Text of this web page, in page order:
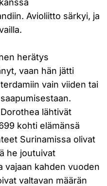
Avioliitto särkyi, ja
herätys
vaan hän jätti
vain viiden tai
lähtivät
kohti elämänsä
Surinamissa olivat
he joutuivat
vajaan kahden vuoden
valtavan määrän